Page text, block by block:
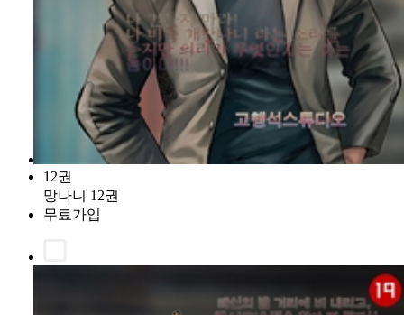
12권
망나니 12권
무료가입